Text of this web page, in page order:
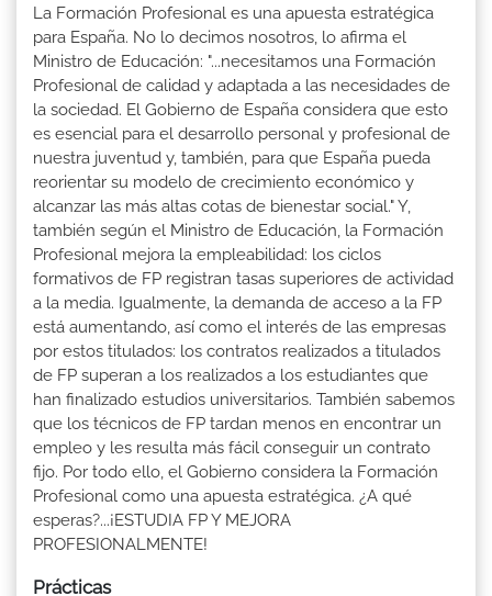
La Formación Profesional es una apuesta estratégica
para España. No lo decimos nosotros, lo afirma el
Ministro de Educación: "...necesitamos una Formación
Profesional de calidad y adaptada a las necesidades de
la sociedad. El Gobierno de España considera que esto
es esencial para el desarrollo personal y profesional de
nuestra juventud y, también, para que España pueda
reorientar su modelo de crecimiento económico y
alcanzar las más altas cotas de bienestar social." Y,
también según el Ministro de Educación, la Formación
Profesional mejora la empleabilidad: los ciclos
formativos de FP registran tasas superiores de actividad
a la media. Igualmente, la demanda de acceso a la FP
está aumentando, así como el interés de las empresas
por estos titulados: los contratos realizados a titulados
de FP superan a los realizados a los estudiantes que
han finalizado estudios universitarios. También sabemos
que los técnicos de FP tardan menos en encontrar un
empleo y les resulta más fácil conseguir un contrato
fijo. Por todo ello, el Gobierno considera la Formación
Profesional como una apuesta estratégica. ¿A qué
esperas?...¡ESTUDIA FP Y MEJORA
PROFESIONALMENTE!
Prácticas